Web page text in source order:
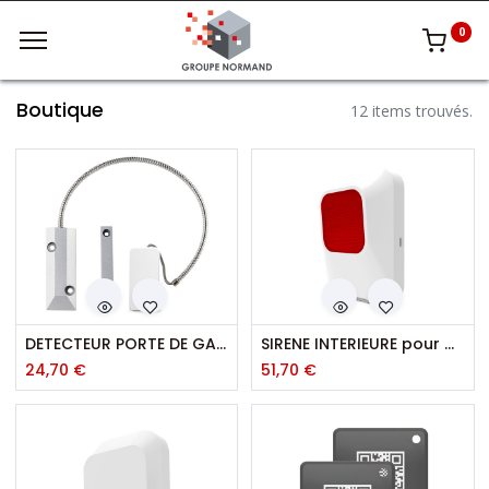
0
Boutique 12 items trouvés.
DETECTEUR PORTE DE GARAGE pour ALM650
24,70 €
SIRENE INTERIEURE pour ALARME ALM650
51,70 €